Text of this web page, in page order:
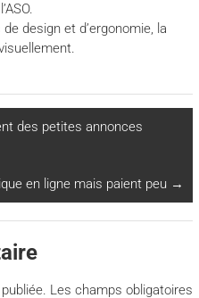
design et d’ergonomie, la
des petites annonces
en ligne mais paient peu →
Les champs obligatoires